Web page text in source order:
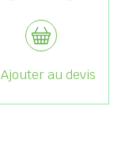
Ajouter au devis